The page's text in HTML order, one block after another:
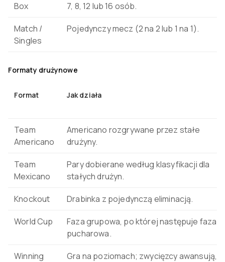
Box
7, 8, 12 lub 16 osób.
Match /
Singles
Pojedynczy mecz (2 na 2 lub 1 na 1).
Formaty drużynowe
Format Jak działa
Team
Americano
Americano rozgrywane przez stałe
drużyny.
Team
Mexicano
Pary dobierane według klasyfikacji dla
stałych drużyn.
Knockout Drabinka z pojedynczą eliminacją.
World Cup
Faza grupowa, po której następuje faza
pucharowa.
Winning
Gra na poziomach; zwycięzcy awansują,